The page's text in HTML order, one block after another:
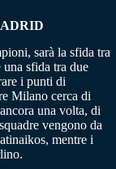
sarà la sfida tra
sfida tra due
i punti di
Milano cerca di
una volta, di
vengono da
mentre i